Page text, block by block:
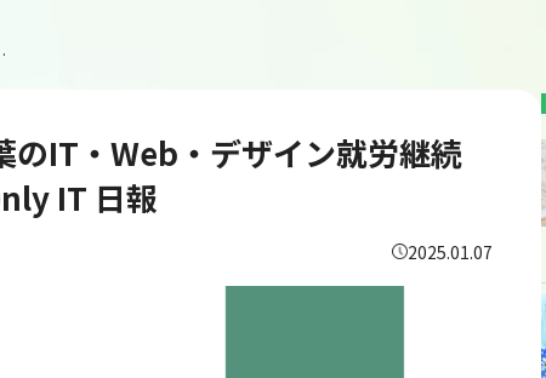
One＆Only IT 日報
IT・Web・デザイン就労継続
IT 日報
2025.01.07